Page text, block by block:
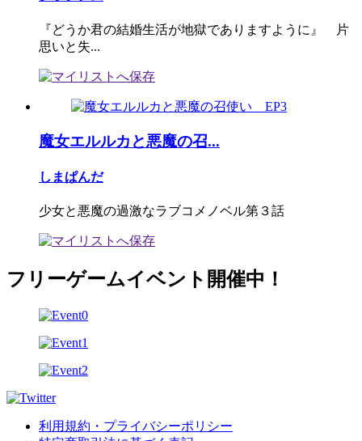
『どうか君の結婚生活が地獄でありますように』 片
思いと失...
魔女エルルカと悪魔の召...
しまぱんだ
少女と悪魔の過激なラブコメノベル第３話
フリーゲームイベント開催中！
利用規約・プライバシーポリシー